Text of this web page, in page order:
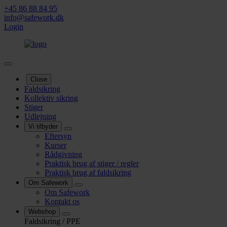
+45 86 88 84 95
info@safework.dk
Login
Close
Faldsikring
Kollektiv sikring
Stiger
Udlejning
Vi tilbyder
Eftersyn
Kurser
Rådgivning
Praktisk brug af stiger / regler
Praktisk brug af faldsikring
Om Safework
Om Safework
Kontakt os
Webshop
Faldsikring / PPE